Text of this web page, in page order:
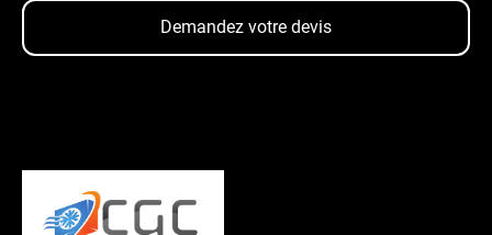
Demandez votre devis